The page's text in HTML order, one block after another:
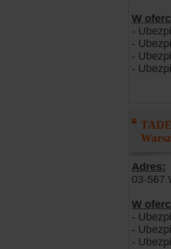
W
-
-
-
-
Adres:
03-567
W
-
-
-